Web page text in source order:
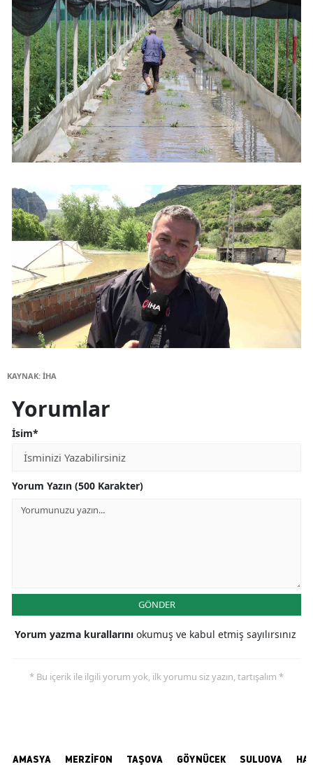
KAYNAK: İHA
Yorumlar
İsim*
Yorum Yazın (500 Karakter)
GÖNDER
Yorum yazma kurallarını okumuş ve kabul etmiş sayılırsınız
* Bu içerik ile ilgili yorum yok, ilk yorumu siz yazın, tartışalım *
AMASYA MERZİFON TAŞOVA GÖYNÜCEK SULUOVA